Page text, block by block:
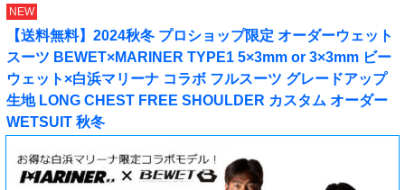
NEW
【送料無料】2024秋冬 プロショップ限定 オーダーウェット
スーツ BEWET×MARINER TYPE1 5×3mm or 3×3mm ビー
ウェット×白浜マリーナ コラボ フルスーツ グレードアップ
生地 LONG CHEST FREE SHOULDER カスタム オーダー
WETSUIT 秋冬